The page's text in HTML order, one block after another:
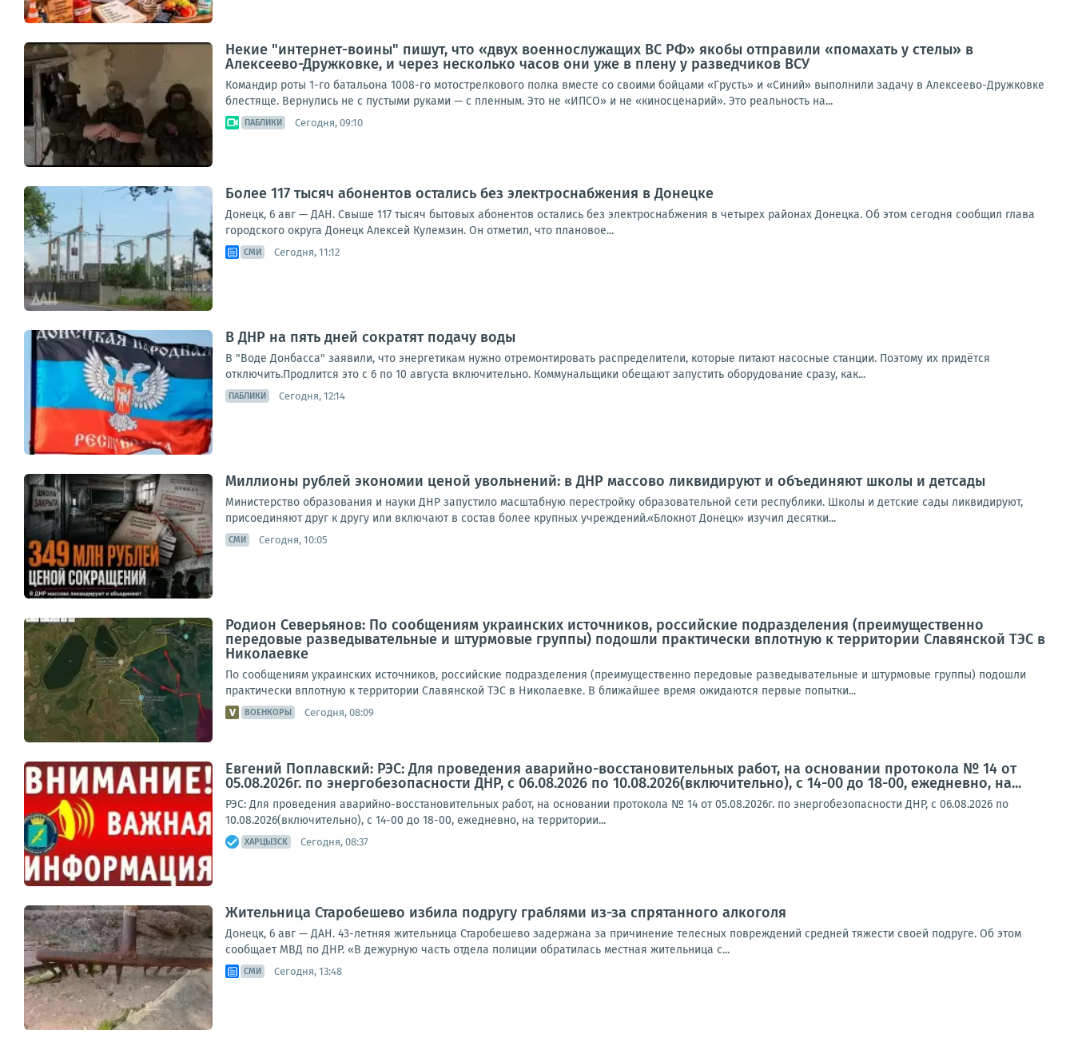
Некие "интернет-воины" пишут, что «двух военнослужащих ВС РФ» якобы отправили «помахать у стелы» в
Алексеево-Дружковке, и через несколько часов они уже в плену у разведчиков ВСУ
Командир роты 1-го батальона 1008-го мотострелкового полка вместе со своими бойцами «Грусть» и «Синий» выполнили задачу в Алексеево-Дружковке
блестяще. Вернулись не с пустыми руками — с пленным. Это не «ИПСО» и не «киносценарий». Это реальность на...
ПАБЛИКИ Сегодня, 09:10
Более 117 тысяч абонентов остались без электроснабжения в Донецке
Донецк, 6 авг — ДАН. Свыше 117 тысяч бытовых абонентов остались без электроснабжения в четырех районах Донецка. Об этом сегодня сообщил глава
городского округа Донецк Алексей Кулемзин. Он отметил, что плановое...
СМИ Сегодня, 11:12
В ДНР на пять дней сократят подачу воды
В "Воде Донбасса" заявили, что энергетикам нужно отремонтировать распределители, которые питают насосные станции. Поэтому их придётся
отключить.Продлится это с 6 по 10 августа включительно. Коммунальщики обещают запустить оборудование сразу, как...
ПАБЛИКИ Сегодня, 12:14
Миллионы рублей экономии ценой увольнений: в ДНР массово ликвидируют и объединяют школы и детсады
Министерство образования и науки ДНР запустило масштабную перестройку образовательной сети республики. Школы и детские сады ликвидируют,
присоединяют друг к другу или включают в состав более крупных учреждений.«Блокнот Донецк» изучил десятки...
СМИ Сегодня, 10:05
Родион Северьянов: По сообщениям украинских источников, российские подразделения (преимущественно
передовые разведывательные и штурмовые группы) подошли практически вплотную к территории Славянской ТЭС в
Николаевке
По сообщениям украинских источников, российские подразделения (преимущественно передовые разведывательные и штурмовые группы) подошли
практически вплотную к территории Славянской ТЭС в Николаевке. В ближайшее время ожидаются первые попытки...
ВОЕНКОРЫ Сегодня, 08:09
Евгений Поплавский: РЭС: Для проведения аварийно-восстановительных работ, на основании протокола № 14 от
05.08.2026г. по энергобезопасности ДНР, с 06.08.2026 по 10.08.2026(включительно), с 14-00 до 18-00, ежедневно, на...
РЭС: Для проведения аварийно-восстановительных работ, на основании протокола № 14 от 05.08.2026г. по энергобезопасности ДНР, с 06.08.2026 по
10.08.2026(включительно), с 14-00 до 18-00, ежедневно, на территории...
ХАРЦЫЗСК Сегодня, 08:37
Жительница Старобешево избила подругу граблями из-за спрятанного алкоголя
Донецк, 6 авг — ДАН. 43-летняя жительница Старобешево задержана за причинение телесных повреждений средней тяжести своей подруге. Об этом
сообщает МВД по ДНР. «В дежурную часть отдела полиции обратилась местная жительница с...
СМИ Сегодня, 13:48